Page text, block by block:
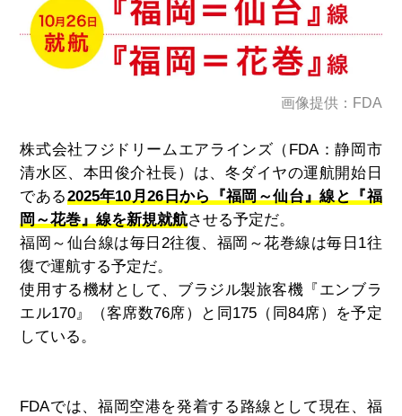
画像提供：FDA
株式会社フジドリームエアラインズ（ FDA ：静岡市
清水区、本田俊介社長）は、冬ダイヤの運航開始日
である2025年10月26日から『福岡～仙台』線と『福
岡～花巻』線を新規就航させる予定だ。
福岡～仙台線は毎日 2往復、福岡～花巻線は毎日 1往
復で運航する予定だ。
使用する機材として、ブラジル製旅客機『エンブラ
エル170』（客席数76席）と同175（同84席）を予定
している。
FDAでは、福岡空港を発着する路線として現在、福